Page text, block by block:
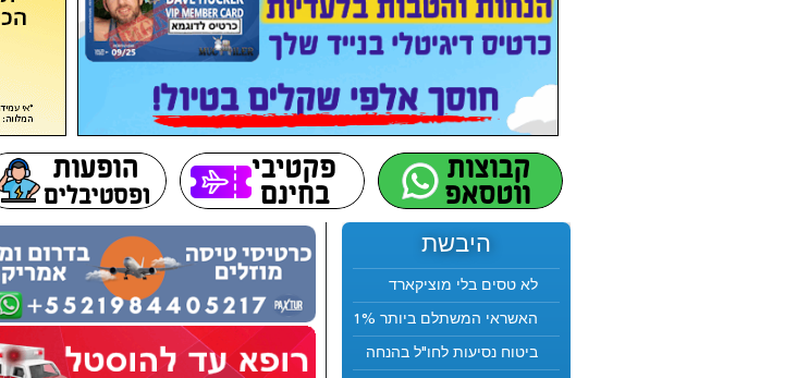
היבשת
לא טסים בלי מוציקארד
האשראי המשתלם ביותר 1%
ביטוח נסיעות לחו"ל בהנחה